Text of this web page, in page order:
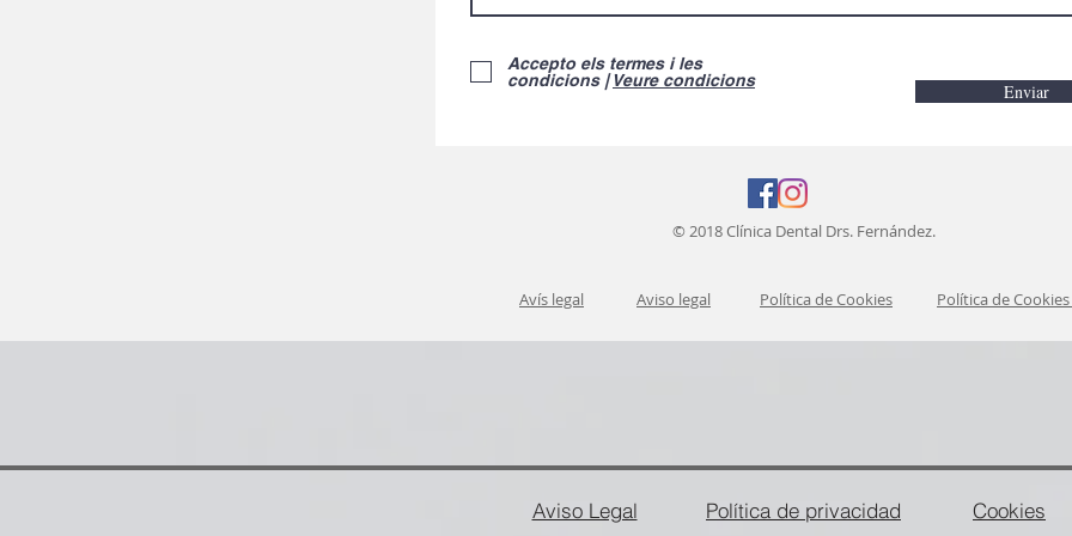
Accepto els termes i les
condicions |Veure condicions Enviar
© 2018 Clínica Dental Drs. Fernández.
Avís legal Aviso legal Política de Cookies Política de Cookies
Aviso Legal Política de privacidad Cookies